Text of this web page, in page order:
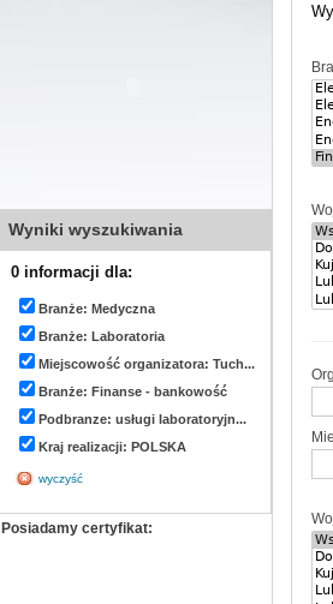
Wyniki wyszukiwania
0 informacji dla:
Branże: Medyczna
Branże: Laboratoria
Miejscowość organizatora: Tuch...
Branże: Finanse - bankowość
Podbranze: usługi laboratoryjn...
Kraj realizacji: POLSKA
wyczyść
Posiadamy certyfikat: